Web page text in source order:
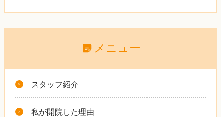
メニュー
スタッフ紹介
私が開院した理由